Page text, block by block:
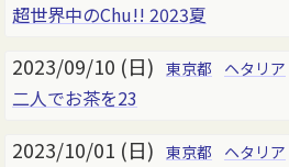
超世界中のChu!! 2023夏
2023/09/10 (日) 東京都 ヘタリア
二人でお茶を23
2023/10/01 (日) 東京都 ヘタリア